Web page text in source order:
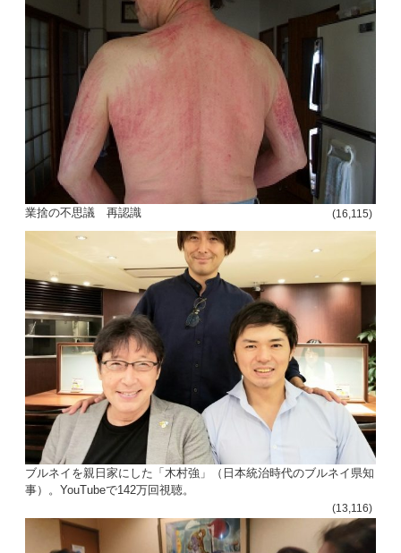
業捨の不思議 再認識 (16,115)
ブルネイを親日家にした「木村強」（日本統治時代のブルネイ県知
事）。YouTubeで142万回視聴。
(13,116)